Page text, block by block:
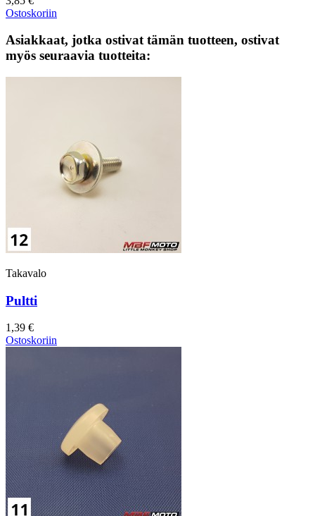
Ostoskoriin
Asiakkaat, jotka ostivat tämän tuotteen, ostivat
myös seuraavia tuotteita:
Takavalo
Pultti
1,39 €
Ostoskoriin